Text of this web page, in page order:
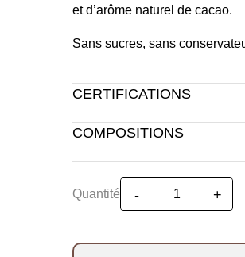
et d’arôme naturel de cacao.
Sans sucres, sans
CERTIFICATIONS
COMPOSITIONS
Quantité
- +